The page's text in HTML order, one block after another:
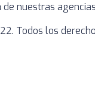
nuestras
Todos los